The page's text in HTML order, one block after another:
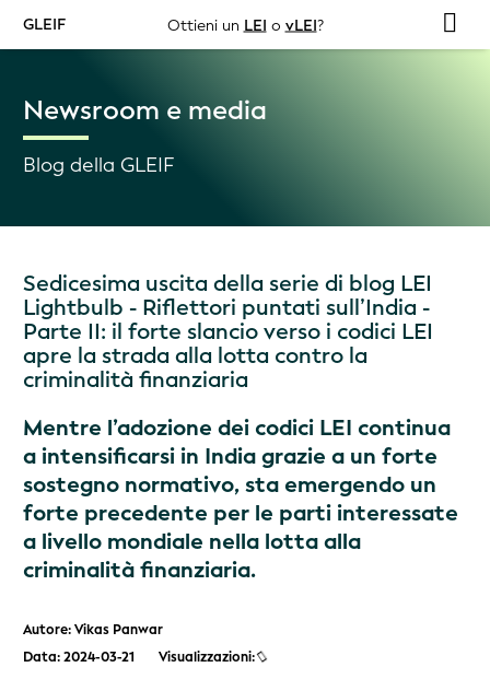
GLEIF Ottieni un LEI o vLEI?
Newsroom e media
Blog della GLEIF
Sedicesima uscita della serie di blog LEI
Lightbulb - Riflettori puntati sull’India -
Parte II: il forte slancio verso i codici LEI
apre la strada alla lotta contro la
criminalità finanziaria
Mentre l’adozione dei codici LEI continua
a intensificarsi in India grazie a un forte
sostegno normativo, sta emergendo un
forte precedente per le parti interessate
a livello mondiale nella lotta alla
criminalità finanziaria.
Autore: Vikas Panwar
Data: 2024-03-21
Visualizzazioni: